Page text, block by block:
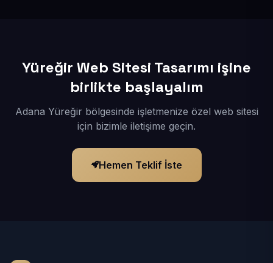
Yüreğir Web Sitesi Tasarımı işine
birlikte başlayalım
Adana Yüreğir bölgesinde işletmenize özel web sitesi
için bizimle iletişime geçin.
Hemen Teklif İste